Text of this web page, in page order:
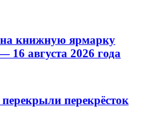
на книжную ярмарку
августа 2026 года
перекрёсток